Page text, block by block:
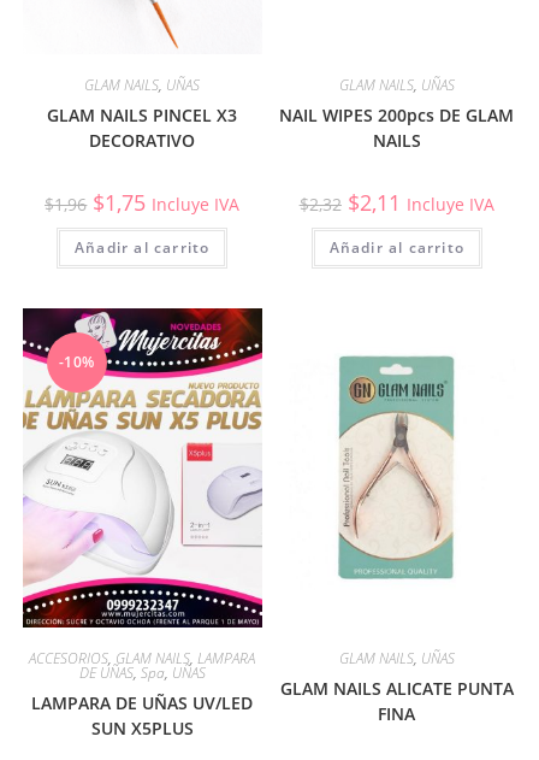
GLAM NAILS, UÑAS
GLAM NAILS PINCEL X3
DECORATIVO
$1,96 $1,75 Incluye IVA
Añadir al carrito
GLAM NAILS, UÑAS
NAIL WIPES 200pcs DE GLAM
NAILS
$2,32 $2,11 Incluye IVA
Añadir al carrito
-10%
ACCESORIOS, GLAM NAILS,LAMPARA
DE UÑAS, Spa, UÑAS
LAMPARA DE UÑAS UV/LED
SUN X5PLUS
GLAM NAILS, UÑAS
GLAM NAILS ALICATE PUNTA
FINA